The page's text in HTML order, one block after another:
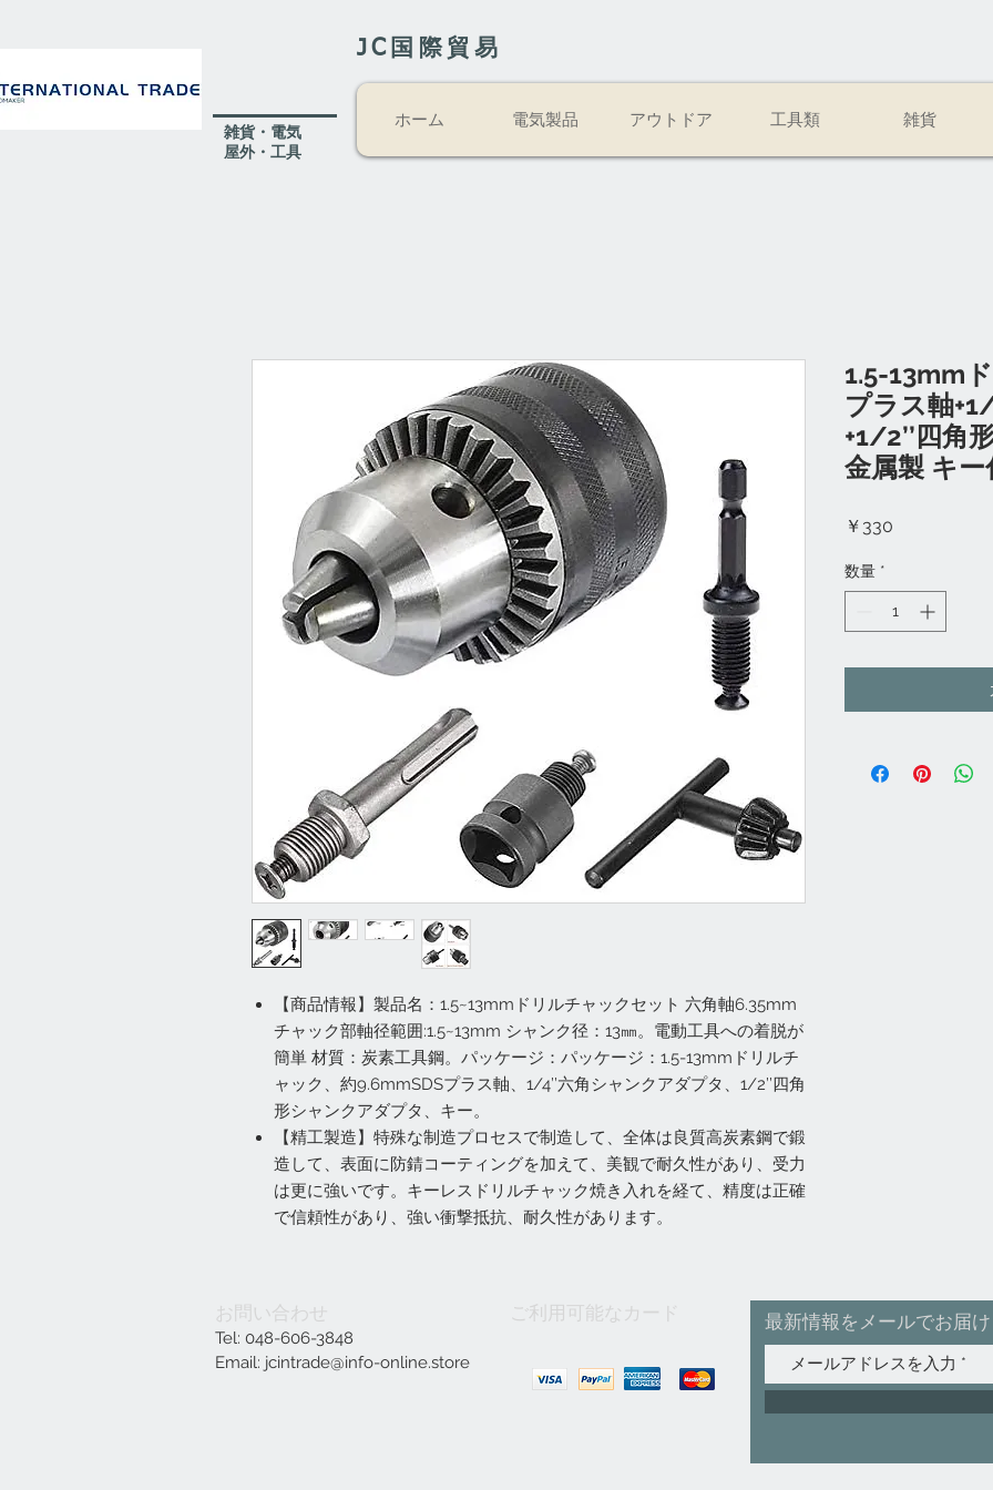
JC国際貿易
​雑貨・電気
​屋外・工具
ホーム 電気製品 アウトドア 工具類 雑貨
【商品情報】製品名：1.5~13mmドリルチャックセット 六角軸6.35mm
チャック部軸径範囲:1.5~13mm シャンク径：13㎜。電動工具への着脱が
簡単 材質：炭素工具鋼。パッケージ：パッケージ：1.5-13mmドリルチ
ャック、約9.6mmSDSプラス軸、1/4’’六角シャンクアダプタ、1/2’’四角
形シャンクアダプタ、キー。
【精工製造】特殊な制造プロセスで制造して、全体は良質高炭素鋼で鍛
造して、表面に防錆コーティングを加えて、美観で耐久性があり、受力
は更に強いです。キーレスドリルチャック焼き入れを経て、精度は正確
で信頼性があり、強い衝撃抵抗、耐久性があります。
1.5-13mm
プラス軸
+1/2’’四角
金属製 キー
￥330
数量 *
お問い合わせ
Tel: 048-606-3848
Email: jcintrade@info-online.store
ご利用可能なカード 最新情報をメールでお届